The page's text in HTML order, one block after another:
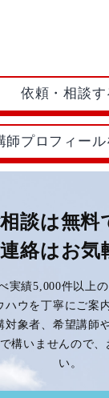
依頼・相談す
師プロフィール
談は無料
絡はお気
実績5,000件以上
ハウを丁寧にご案
対象者、希望講師
構いませんので
い。